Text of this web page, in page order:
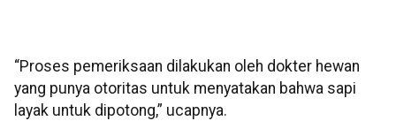
“Proses pemeriksaan dilakukan oleh dokter hewan
yang punya otoritas untuk menyatakan bahwa sapi
layak untuk dipotong,” ucapnya.